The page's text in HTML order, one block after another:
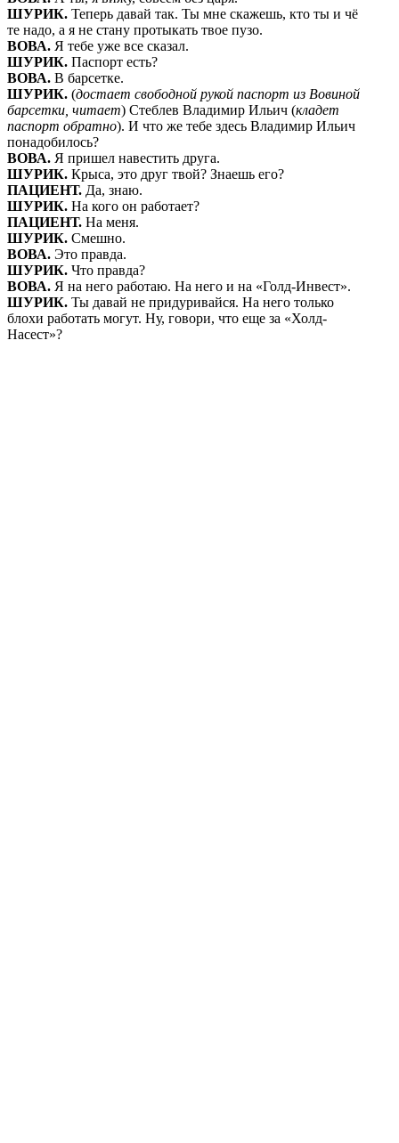
ШУРИК. Теперь давай так. Ты мне скажешь, кто ты и чё
те надо, а я не стану протыкать твое пузо.
ВОВА. Я тебе уже все сказал.
ШУРИК. Паспорт есть?
ВОВА. В барсетке.
ШУРИК. (достает свободной рукой паспорт из Вовиной
барсетки, читает) Стеблев Владимир Ильич (кладет
паспорт обратно). И что же тебе здесь Владимир Ильич
понадобилось?
ВОВА. Я пришел навестить друга.
ШУРИК. Крыса, это друг твой? Знаешь его?
ПАЦИЕНТ. Да, знаю.
ШУРИК. На кого он работает?
ПАЦИЕНТ. На меня.
ШУРИК. Смешно.
ВОВА. Это правда.
ШУРИК. Что правда?
ВОВА. Я на него работаю. На него и на «Голд-Инвест».
ШУРИК. Ты давай не придуривайся. На него только
блохи работать могут. Ну, говори, что еще за «Холд-
Насест»?